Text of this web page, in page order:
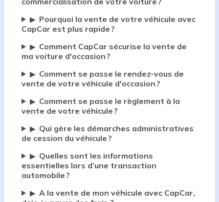
▶ Pourquoi la vente de votre véhicule avec
CapCar est plus rapide ?
▶ Comment CapCar sécurise la vente de
ma voiture d'occasion ?
▶ Comment se passe le rendez-vous de
vente de votre véhicule d'occasion ?
▶ Comment se passe le règlement à la
vente de votre véhicule ?
▶ Qui gère les démarches administratives
de cession du véhicule ?
▶ Quelles sont les informations
essentielles lors d’une transaction
automobile ?
▶ A la vente de mon véhicule avec CapCar,